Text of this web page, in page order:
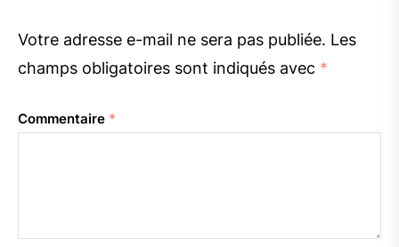
Votre adresse e-mail ne sera pas publiée. Les
champs obligatoires sont indiqués avec *
Commentaire *